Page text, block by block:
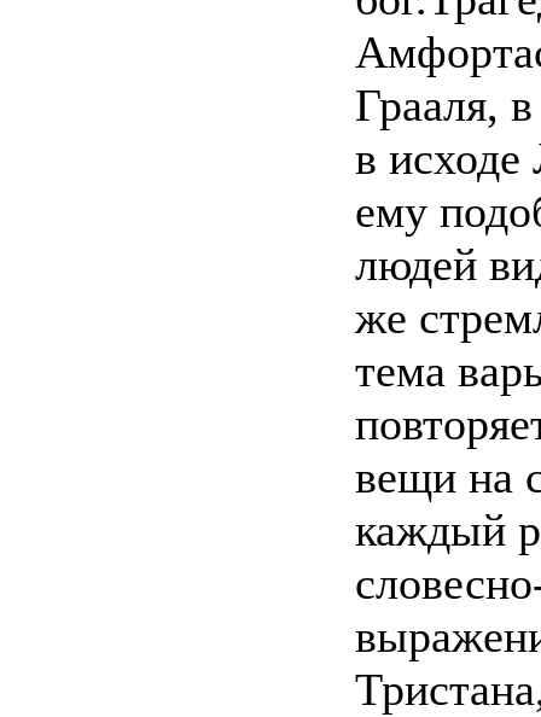
Грааля,
в исходе
ему
людей
же
тема
вещи на
каждый